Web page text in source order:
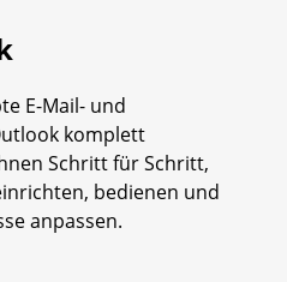
E-Mail- und
komplett
Schritt für Schritt,
bedienen und
anpassen.